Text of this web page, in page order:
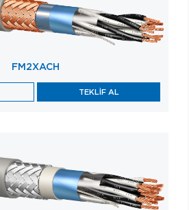
FM2XACH
TEKLİF AL